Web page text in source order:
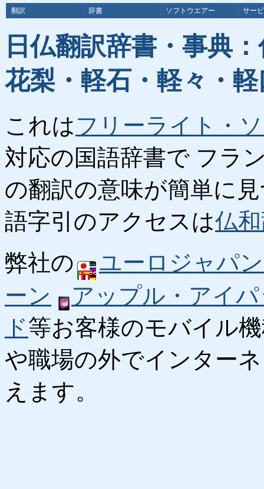
翻訳 辞書 ソフトウエアー サー
日仏翻訳辞書・事典
花梨・軽石・軽々・
これはフリーライト・
対応の国語辞書で フラ
の翻訳の意味が簡単に
語字引のアクセスは仏
弊社の
ユーロジャパ
ーン
アップル・アイ
ド等お客様のモバイル
や職場の外でインター
えます。